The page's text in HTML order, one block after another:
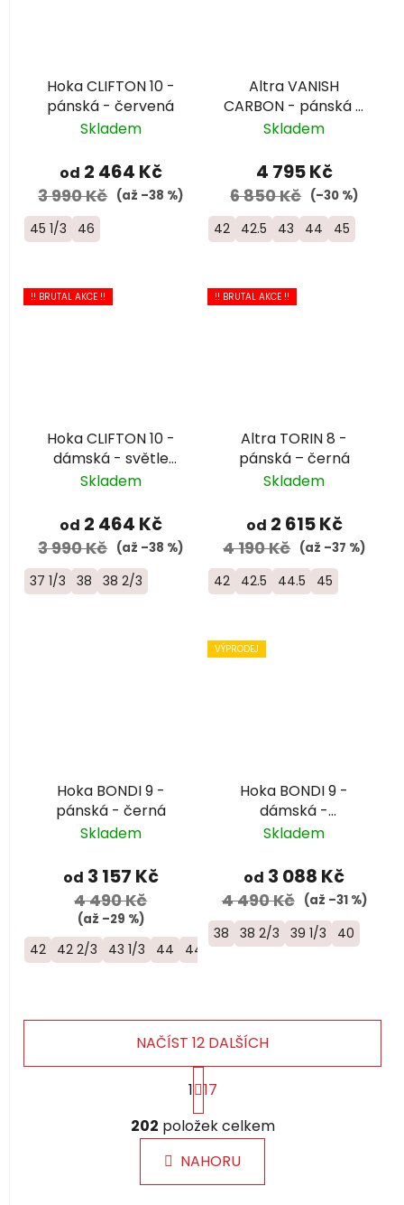
Hoka CLIFTON 10 -
pánská - červená
Skladem
od 2 464 Kč
3 990 Kč (až –38 %)
45 1/3 46
Altra VANISH
CARBON - pánská –
červená/černá
Skladem
4 795 Kč
6 850 Kč (–30 %)
42 42.5 43 44 45
!! BRUTAL AKCE !!
Hoka CLIFTON 10 -
dámská - světle
modrá
Skladem
od 2 464 Kč
3 990 Kč (až –38 %)
37 1/3 38 38 2/3
!! BRUTAL AKCE !!
Altra TORIN 8 -
pánská – černá
Skladem
od 2 615 Kč
4 190 Kč (až –37 %)
42 42.5 44.5 45
Hoka BONDI 9 -
pánská - černá
Skladem
od 3 157 Kč
4 490 Kč
(až –29 %)
42 42 2/3 43 1/3 44 44 2/3 45 1/3 46 46 2/3
VÝPRODEJ
Hoka BONDI 9 -
dámská -
žlutozelená
Skladem
od 3 088 Kč
4 490 Kč (až –31 %)
38 38 2/3 39 1/3 40
O
v
l
á
d
NAČÍST 12 DALŠÍCH
S
t
r
á
n
k
1 17
202 položek celkem
NAHORU